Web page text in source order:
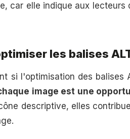
car elle indique aux
les balises
si l'optimisation des balises
image est une
descriptive, elles